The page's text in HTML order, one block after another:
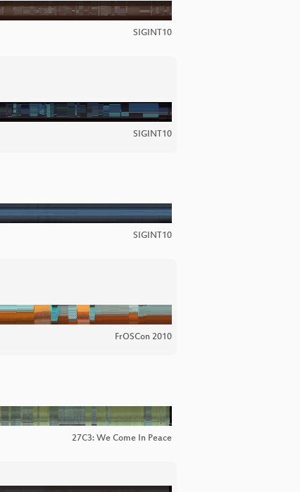
SIGINT10
SIGINT10
SIGINT10
FrOSCon 2010
27C3: We Come In Peace